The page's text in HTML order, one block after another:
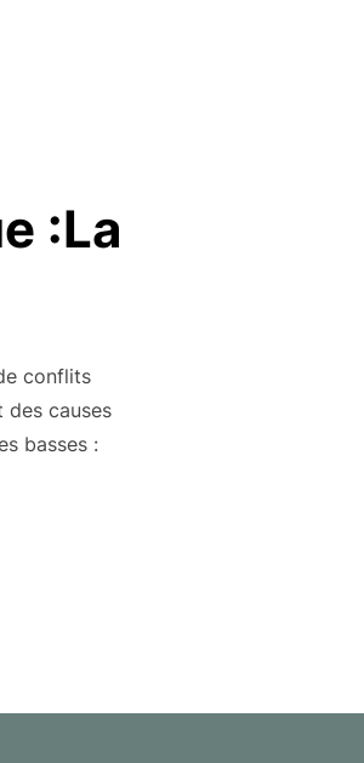
:La
conflits
des causes
basses :
:LA LOMBALGIE D’ORIGINE